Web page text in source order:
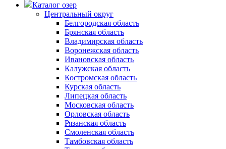
Каталог озер
Центральный округ
Белгородская область
Брянская область
Владимирская область
Воронежская область
Ивановская область
Калужская область
Костромская область
Курская область
Липецкая область
Московская область
Орловская область
Рязанская область
Смоленская область
Тамбовская область